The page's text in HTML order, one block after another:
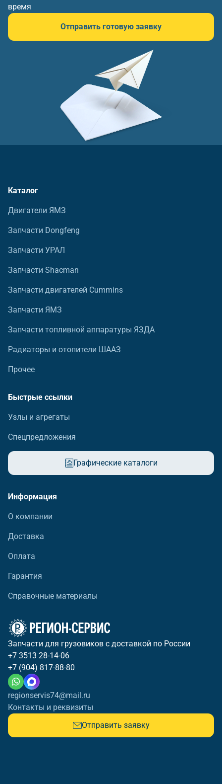
время
Отправить готовую заявку
Каталог
Двигатели ЯМЗ
Запчасти Dongfeng
Запчасти УРАЛ
Запчасти Shacman
Запчасти двигателей Cummins
Запчасти ЯМЗ
Запчасти топливной аппаратуры ЯЗДА
Радиаторы и отопители ШААЗ
Прочее
Быстрые ссылки
Узлы и агрегаты
Спецпредложения
Графические каталоги
Информация
О компании
Доставка
Оплата
Гарантия
Справочные материалы
Запчасти для грузовиков с доставкой по России
+7 3513 28-14-06
+7 (904) 817-88-80
regionservis74@mail.ru
Контакты и реквизиты
Отправить заявку